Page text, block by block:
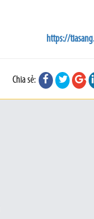
https://
Chia sẻ: